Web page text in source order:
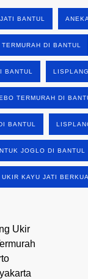
BANTUL
DI BANTUL
BANTUL
TERMURAH DI
BANTUL
JOGLO DI BANTUL
KAYU JATI
Ukir